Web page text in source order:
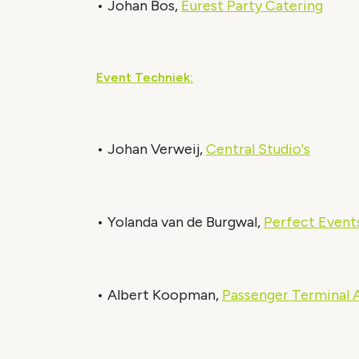
• Johan Bos, Eurest Party Catering
Event Techniek:
• Johan Verweij,Central Studio's
• Yolanda van de Burgwal, Perfect
• Albert Koopman, Passenger Terminal